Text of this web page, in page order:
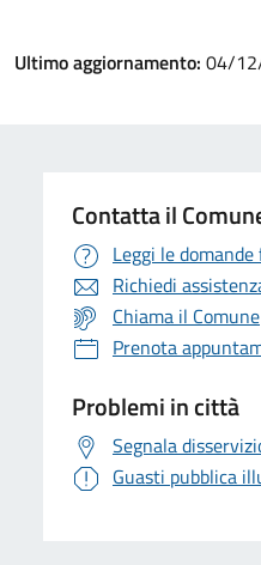
Ultimo aggiornamento: 04/
Contatta il
Leggi le
Richiedi
Chiama il Comune
Prenota
Problemi in città
Segnala
Guasti pubblica